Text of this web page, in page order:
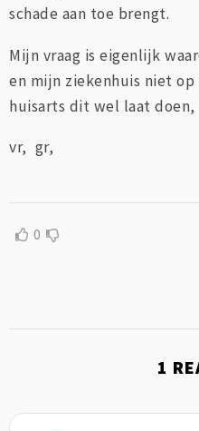
schade aan toe brengt.
Mijn vraag is eigenlijk
en mijn ziekenhuis niet
huisarts dit wel laat doen,
vr, gr,
0
1